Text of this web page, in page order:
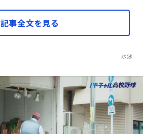
記事全文を見る
水泳